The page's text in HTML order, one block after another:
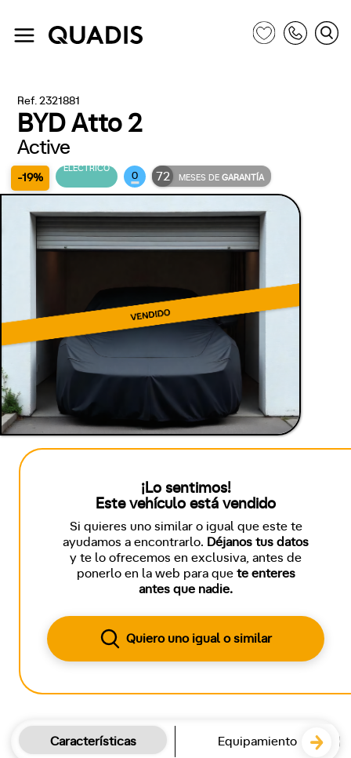
Ref. 2321881
BYD Atto 2
Active
-19%
ELÉCTRICO
0 72 MESES DEGARANTÍA
¡Lo sentimos!
Este vehículo está vendido
Si quieres uno similar o igual que este te
ayudamos a encontrarlo. Déjanos tus datos
y te lo ofrecemos en exclusiva, antes de
ponerlo en la web para que te enteres
antes que nadie.
Quiero uno igual o similar
Características Equipamiento